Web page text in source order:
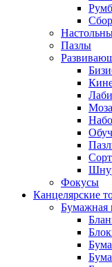
Пазлы
Фокусы
Канцелярские
Бумажная